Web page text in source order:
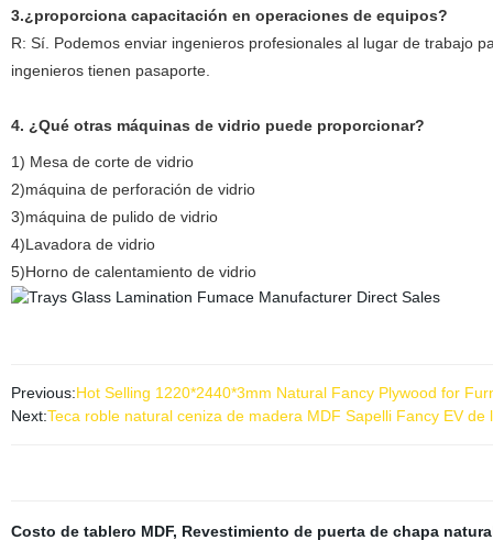
3.¿proporciona capacitación en operaciones de equipos?
R: Sí. Podemos enviar ingenieros profesionales al lugar de trabajo
ingenieros tienen pasaporte.
4. ¿Qué otras máquinas de vidrio puede proporcionar?
1) Mesa de corte de vidrio
2)máquina de perforación de vidrio
3)máquina de pulido de vidrio
4)Lavadora de vidrio
5)Horno de calentamiento de vidrio
Previous:Hot Selling 1220*2440*3mm Natural Fancy Plywood for
Next:Teca roble natural ceniza de madera MDF Sapelli Fancy EV
Costo de tablero MDF, Revestimiento de puerta de chapa